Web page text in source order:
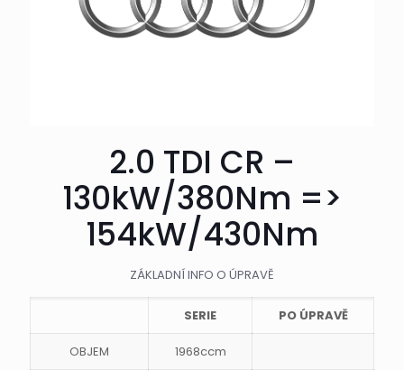
2.0 TDI CR –
130kW/380Nm =>
154kW/430Nm
ZÁKLADNÍ INFO O ÚPRAVĚ
SERIE PO ÚPRAVĚ
OBJEM 1968ccm